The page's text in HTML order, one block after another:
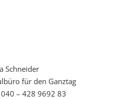
Schneider
für den Ganztag
040 – 428 9692 83